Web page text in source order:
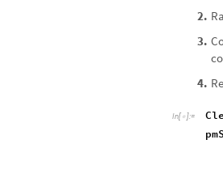
2.
3.
4.
In[  ]:= Cle
pm